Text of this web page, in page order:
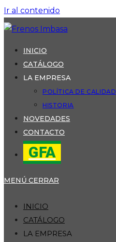
Ir al contenido
INICIO
CATÁLOGO
LA EMPRESA
POLÍTICA DE CALIDAD
HISTORIA
NOVEDADES
CONTACTO
GFA
MENÚ CERRAR
INICIO
CATÁLOGO
LA EMPRESA